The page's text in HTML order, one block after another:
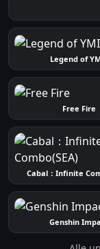
Legend of
Free Fire
Cabal：Infinite
Genshin